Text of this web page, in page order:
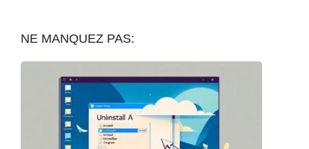
NE MANQUEZ PAS: